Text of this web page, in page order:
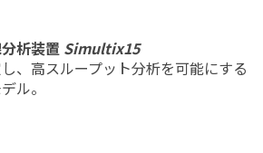
析装置 Simultix15
、高スループット分析を可能にする
ル。